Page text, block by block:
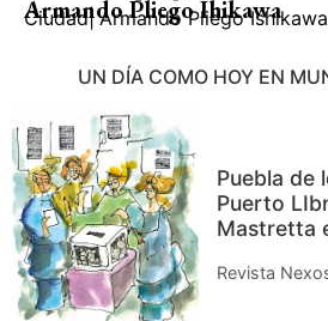
Armando Pliego Ihikawa
Ciudad| Armando Pliego Ishikawa
UN DÍA COMO HOY EN
Puebla de
Puerto
Mastretta
Revista